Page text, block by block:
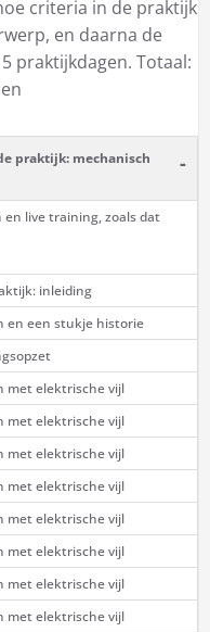
criteria in de praktijk
en daarna de
praktijkdagen. Totaal:
praktijk: mechanisch
-
live training, zoals dat
inleiding
en een stukje historie
met elektrische vijl
met elektrische vijl
met elektrische vijl
met elektrische vijl
met elektrische vijl
met elektrische vijl
met elektrische vijl
met elektrische vijl